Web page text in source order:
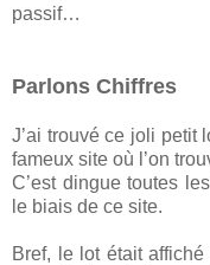
passif…
Parlons Chiffres
J’ai trouvé ce joli petit
fameux site où l’on
C’est dingue toutes
le biais de ce site.
Bref, le lot était